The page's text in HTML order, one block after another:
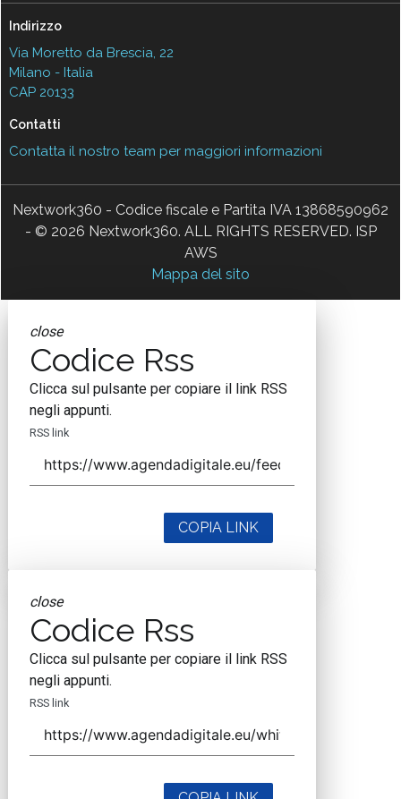
Indirizzo
Via Moretto da Brescia, 22
Milano - Italia
CAP 20133
Contatti
Contatta il nostro team per maggiori informazioni
Nextwork360 - Codice fiscale e Partita IVA 13868590962
- © 2026 Nextwork360. ALL RIGHTS RESERVED. ISP
AWS
Mappa del sito
close
Codice Rss
Clicca sul pulsante per copiare il link RSS
negli appunti.
RSS link
COPIA LINK
close
Codice Rss
Clicca sul pulsante per copiare il link RSS
negli appunti.
RSS link